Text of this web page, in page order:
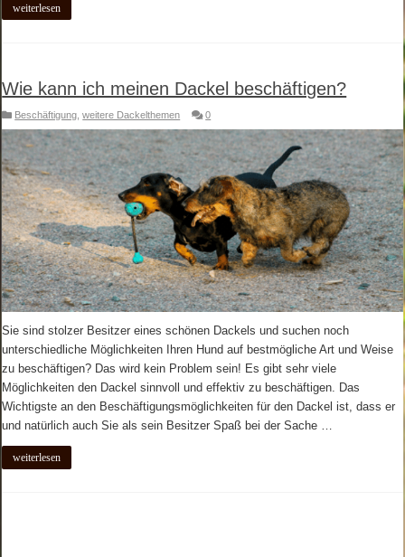
weiterlesen
Wie kann ich meinen Dackel beschäftigen?
Beschäftigung ,weitere Dackelthemen 0
Sie sind stolzer Besitzer eines schönen Dackels und suchen noch
unterschiedliche Möglichkeiten Ihren Hund auf bestmögliche Art und Weise
zu beschäftigen? Das wird kein Problem sein! Es gibt sehr viele
Möglichkeiten den Dackel sinnvoll und effektiv zu beschäftigen. Das
Wichtigste an den Beschäftigungsmöglichkeiten für den Dackel ist, dass er
und natürlich auch Sie als sein Besitzer Spaß bei der Sache …
weiterlesen